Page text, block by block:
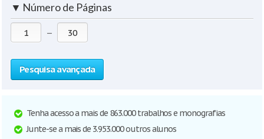
▼ Número de Páginas
—
Pesquisa avançada
Tenha acesso a mais de 863.000 trabalhos e monografias
Junte-se a mais de 3.953.000 outros alunos